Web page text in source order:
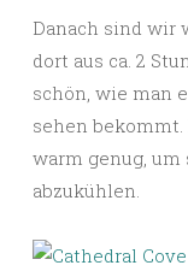
Danach sind wir
dort aus ca. 2
schön, wie man
sehen
warm genug,
abzukühlen.